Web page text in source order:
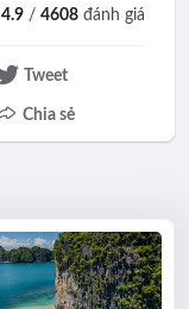
4.9 /4608 đánh giá
Tweet
Chia sẻ